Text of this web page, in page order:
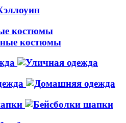
костюмы